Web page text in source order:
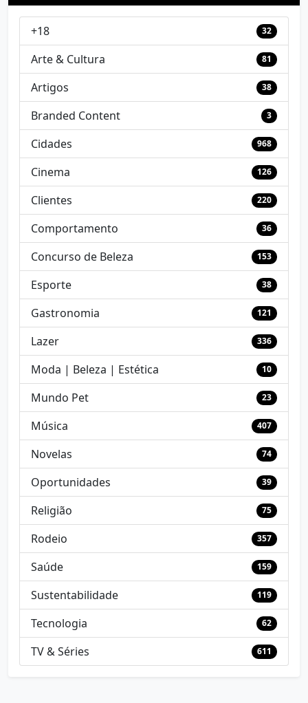
+18 32
Arte & Cultura 81
Artigos 38
Branded Content 3
Cidades 968
Cinema 126
Clientes 220
Comportamento 36
Concurso de Beleza 153
Esporte 38
Gastronomia 121
Lazer 336
Moda | Beleza | Estética 10
Mundo Pet 23
Música 407
Novelas 74
Oportunidades 39
Religião 75
Rodeio 357
Saúde 159
Sustentabilidade 119
Tecnologia 62
TV & Séries 611